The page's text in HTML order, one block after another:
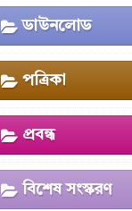
ডাউনলোড
পত্রিকা
প্রবন্ধ
বিশেষ সংস্করণ